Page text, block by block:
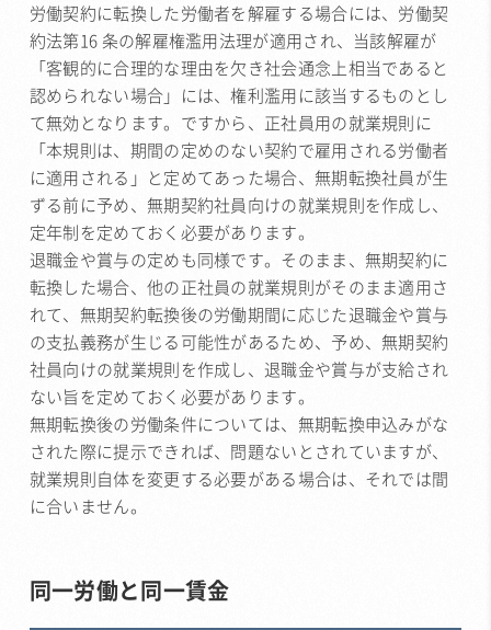
労働契約に転換した労働者を解雇する場合には、労働契
約法第16 条の解雇権濫用法理が適用され、当該解雇が
「客観的に合理的な理由を欠き社会通念上相当であると
認められない場合」には、権利濫用に該当するものとし
て無効となります。ですから、正社員用の就業規則に
「本規則は、期間の定めのない契約で雇用される労働者
に適用される」と定めてあった場合、無期転換社員が生
ずる前に予め、無期契約社員向けの就業規則を作成し、
定年制を定めておく必要があります。
退職金や賞与の定めも同様です。そのまま、無期契約に
転換した場合、他の正社員の就業規則がそのまま適用さ
れて、無期契約転換後の労働期間に応じた退職金や賞与
の支払義務が生じる可能性があるため、予め、無期契約
社員向けの就業規則を作成し、退職金や賞与が支給され
ない旨を定めておく必要があります。
無期転換後の労働条件については、無期転換申込みがな
された際に提示できれば、問題ないとされていますが、
就業規則自体を変更する必要がある場合は、それでは間
に合いません。
同一労働と同一賃金